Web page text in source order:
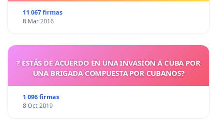
11 067 firmas
8 Mar 2016
? ESTÁS DE ACUERDO EN UNA INVASION A CUBA POR
UNA BRIGADA COMPUESTA POR CUBANOS?
1 096 firmas
8 Oct 2019